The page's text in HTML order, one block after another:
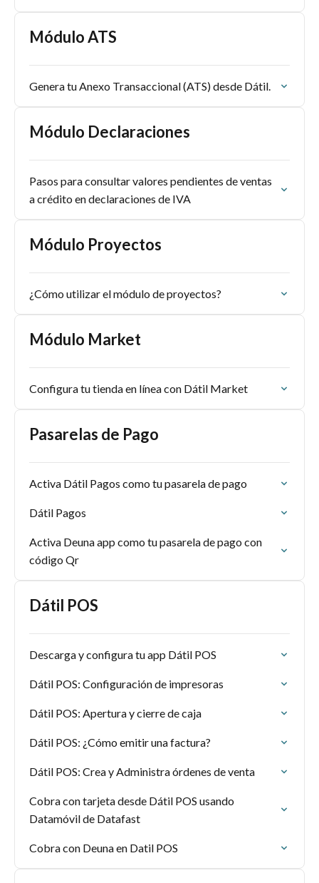
Módulo ATS
Genera tu Anexo Transaccional (ATS) desde Dátil.
Módulo Declaraciones
Pasos para consultar valores pendientes de ventas
a crédito en declaraciones de IVA
Módulo Proyectos
¿Cómo utilizar el módulo de proyectos?
Módulo Market
Configura tu tienda en línea con Dátil Market
Pasarelas de Pago
Activa Dátil Pagos como tu pasarela de pago
Dátil Pagos
Activa Deuna app como tu pasarela de pago con
código Qr
Dátil POS
Descarga y configura tu app Dátil POS
Dátil POS: Configuración de impresoras
Dátil POS: Apertura y cierre de caja
Dátil POS: ¿Cómo emitir una factura?
Dátil POS: Crea y Administra órdenes de venta
Cobra con tarjeta desde Dátil POS usando
Datamóvil de Datafast
Cobra con Deuna en Datil POS